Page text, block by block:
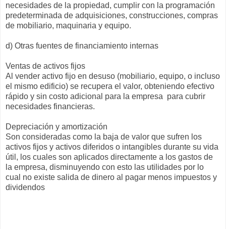
necesidades de la propiedad, cumplir con la programación
predeterminada de adquisiciones, construcciones, compras
de mobiliario, maquinaria y equipo.
d) Otras fuentes de financiamiento internas
Ventas de activos fijos
Al vender activo fijo en desuso (mobiliario, equipo, o incluso
el mismo edificio) se recupera el valor, obteniendo efectivo
rápido y sin costo adicional para la empresa para cubrir
necesidades financieras.
Depreciación y amortización
Son consideradas como la baja de valor que sufren los
activos fijos y activos diferidos o intangibles durante su vida
útil, los cuales son aplicados directamente a los gastos de
la empresa, disminuyendo con esto las utilidades por lo
cual no existe salida de dinero al pagar menos impuestos y
dividendos